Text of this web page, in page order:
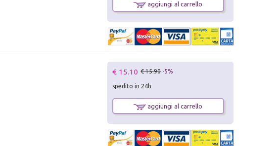
aggiungi al carrello
€ 15.10 € 15.90 -5%
spedito in 24h
aggiungi al carrello